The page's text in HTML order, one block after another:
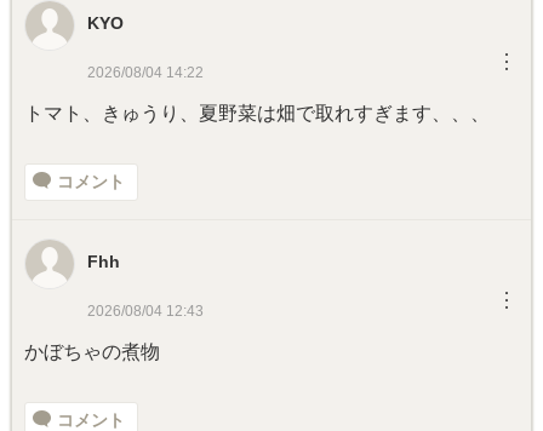
KYO
2026/08/04 14:22 ︙
トマト、きゅうり、夏野菜は畑で取れすぎます、、、
コメント
Fhh
2026/08/04 12:43 ︙
かぼちゃの煮物
コメント